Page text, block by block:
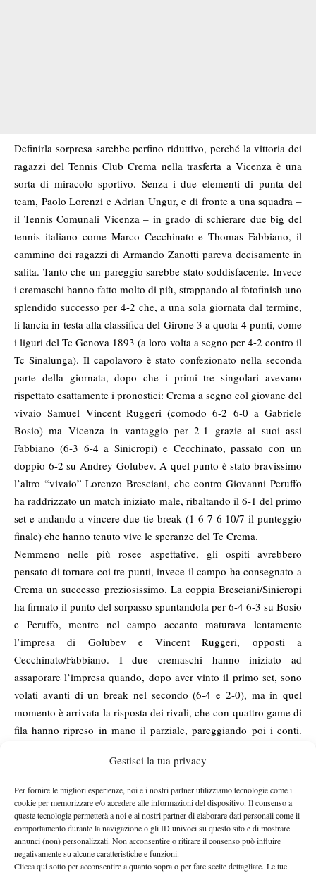
Gestisci la tua privacy
Per fornire le migliori esperienze, noi e i nostri partner utilizziamo tecnologie come i
cookie per memorizzare e/o accedere alle informazioni del dispositivo. Il consenso a
queste tecnologie permetterà a noi e ai nostri partner di elaborare dati personali come il
comportamento durante la navigazione o gli ID univoci su questo sito e di mostrare
annunci (non) personalizzati. Non acconsentire o ritirare il consenso può influire
negativamente su alcune caratteristiche e funzioni.
Clicca qui sotto per acconsentire a quanto sopra o per fare scelte dettagliate. Le tue
Definirla sorpresa sarebbe perfino riduttivo, perché la vittoria dei
ragazzi del Tennis Club Crema nella trasferta a Vicenza è una
sorta di miracolo sportivo. Senza i due elementi di punta del
team, Paolo Lorenzi e Adrian Ungur, e di fronte a una squadra –
il Tennis Comunali Vicenza – in grado di schierare due big del
tennis italiano come Marco Cecchinato e Thomas Fabbiano, il
cammino dei ragazzi di Armando Zanotti pareva decisamente in
salita. Tanto che un pareggio sarebbe stato soddisfacente. Invece
i cremaschi hanno fatto molto di più, strappando al fotofinish uno
splendido successo per 4-2 che, a una sola giornata dal termine,
li lancia in testa alla classifica del Girone 3 a quota 4 punti, come
i liguri del Tc Genova 1893 (a loro volta a segno per 4-2 contro il
Tc Sinalunga). Il capolavoro è stato confezionato nella seconda
parte della giornata, dopo che i primi tre singolari avevano
rispettato esattamente i pronostici: Crema a segno col giovane del
vivaio Samuel Vincent Ruggeri (comodo 6-2 6-0 a Gabriele
Bosio) ma Vicenza in vantaggio per 2-1 grazie ai suoi assi
Fabbiano (6-3 6-4 a Sinicropi) e Cecchinato, passato con un
doppio 6-2 su Andrey Golubev. A quel punto è stato bravissimo
l’altro “vivaio” Lorenzo Bresciani, che contro Giovanni Peruffo
ha raddrizzato un match iniziato male, ribaltando il 6-1 del primo
set e andando a vincere due tie-break (1-6 7-6 10/7 il punteggio
finale) che hanno tenuto vive le speranze del Tc Crema.
Nemmeno nelle più rosee aspettative, gli ospiti avrebbero
pensato di tornare coi tre punti, invece il campo ha consegnato a
Crema un successo preziosissimo. La coppia Bresciani/Sinicropi
ha firmato il punto del sorpasso spuntandola per 6-4 6-3 su Bosio
e Peruffo, mentre nel campo accanto maturava lentamente
l’impresa di Golubev e Vincent Ruggeri, opposti a
Cecchinato/Fabbiano. I due cremaschi hanno iniziato ad
assaporare l’impresa quando, dopo aver vinto il primo set, sono
volati avanti di un break nel secondo (6-4 e 2-0), ma in quel
momento è arrivata la risposta dei rivali, che con quattro game di
fila hanno ripreso in mano il parziale, pareggiando poi i conti.
poi sul 4-1, con due servizi a disposizione, ma Golubev e
a ritrovare la parità sul 6-6. E da quel momento hanno
completato il miracolo, vincendo 4 degli ultimi 5 punti e
chiudendo con il punteggio di 4-6 6-4 10/7. “È una delle vittorie
più belle e inaspettate nella storia recente della nostra Serie A1 –